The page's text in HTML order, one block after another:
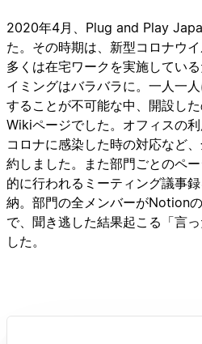
2020年4月、Plug and Play
た。その時期は、新型コロナウ
多くは在宅ワークを実施してい
イミングはバラバラに。一人一
することが不可能な中、開設し
Wikiページでした。オフィスの利
コロナに感染した時の対応など
約しました。また部門ごとのペ
的に行われるミーティング議事
納。部門の全メンバーがNotion
で、聞き逃した結果起こる「言
した。